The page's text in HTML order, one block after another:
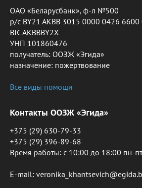
ОАО «Беларусбанк», ф-л №500
р/с BY21 AKBB 3015 0000 0426 6600
BIC AKBBBY2X
УНП 101860476
получатель: ООЗЖ «Эгида»
назначение: пожертвование
Все виды помощи
Контакты ООЗЖ «Эгида»
+375 (29) 630-79-33
+375 (29) 396-89-68
Время работы: c 10:00 до 18:00 пн-пт
E-mail: